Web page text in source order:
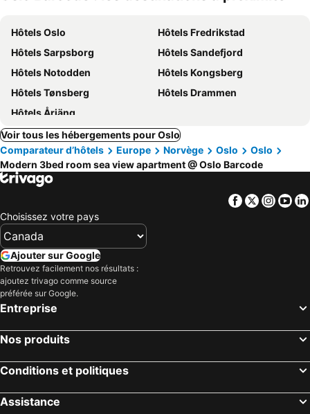
Hôtels Oslo
Hôtels Fredrikstad
Hôtels Sarpsborg
Hôtels Sandefjord
Hôtels Notodden
Hôtels Kongsberg
Hôtels Tønsberg
Hôtels Drammen
Hôtels Årjäng
Voir tous les hébergements pour Oslo
Comparateur d’hôtels
Europe Norvège Oslo
Oslo
Modern 3bed room sea view apartment @ Oslo Barcode
Facebook
Twitter
Choisissez votre pays
Ajouter sur Google
Retrouvez facilement nos résultats :
ajoutez trivago comme source
préférée sur Google.
Entreprise
Nos produits
Conditions et politiques
Assistance